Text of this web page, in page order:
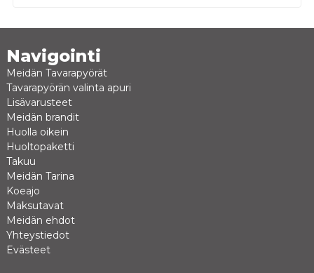
Navigointi
Meidän Tavarapyörät
Tavarapyörän valinta apuri
Lisävarusteet
Meidän brandit
Huolla oikein
Huoltopaketti
Takuu
Meidän Tarina
Koeajo
Maksutavat
Meidän ehdot
Yhteystiedot
Evästeet